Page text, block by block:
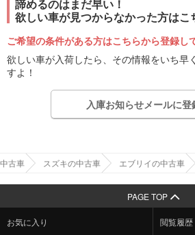
諦めるのはまだ早い！
欲しい車が見つからなかった方はこ
ご希望の条件がある方はこちらから登録し
欲しい車が入荷したら、その情報をいち早
すよ！
入庫お知らせメールに登
中古車 スズキの中古車 エブリイの中古車
PAGE TOP
お気に入り 閲覧履歴